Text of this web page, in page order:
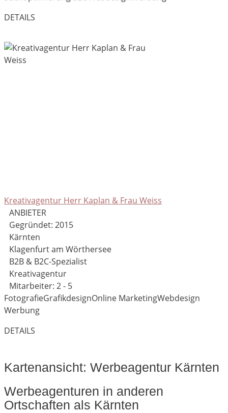
DETAILS
Kreativagentur Herr Kaplan & Frau Weiss
ANBIETER
Gegründet: 2015
Kärnten
Klagenfurt am Wörthersee
B2B & B2C-Spezialist
Kreativagentur
Mitarbeiter: 2 - 5
FotografieGrafikdesignOnline MarketingWebdesign
Werbung
DETAILS
Kartenansicht: Werbeagentur Kärnten
Werbeagenturen in anderen
Ortschaften als Kärnten